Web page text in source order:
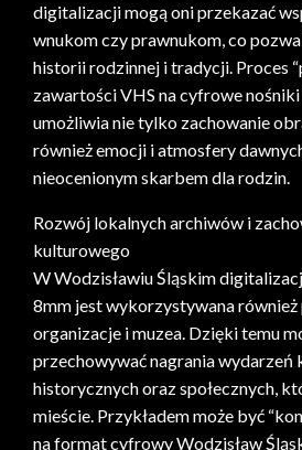
digitalizacji mogą oni przekazać
wnukom czy prawnukom, co
historii rodzinnej i tradycji. Proces
zawartości VHS na cyfrowe nośniki
umożliwia nie tylko zachowanie
również emocji i atmosfery
nieocenionym skarbem dla rodzin.
Rozwój lokalnych archiwów i
kulturowego
W Wodzisławiu Śląskim
8mm jest wykorzystywana
organizacje i muzea. Dzięki temu
przechowywać nagrania wydarzeń
historycznych oraz społecznych,
mieście. Przykładem może być
na format cyfrowy Wodzisław